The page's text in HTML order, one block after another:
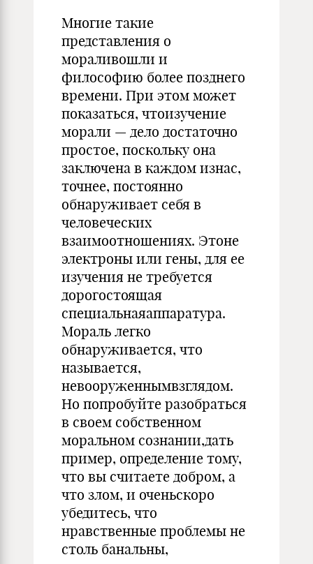
Многие такие
представления о
мораливошли и
философию более позднего
времени. При этом может
показаться, чтоизучение
морали — дело достаточно
простое, поскольку она
заключена в каждом изнас,
точнее, постоянно
обнаруживает себя в
человеческих
взаимоотношениях. Этоне
электроны или гены, для ее
изучения не требуется
дорогостоящая
специальнаяаппаратура.
Мораль легко
обнаруживается, что
называется,
невооруженнымвзглядом.
Но попробуйте разобраться
в своем собственном
моральном сознании,дать
пример, определение тому,
что вы считаете добром, а
что злом, и оченьскоро
убедитесь, что
нравственные проблемы не
столь банальны,